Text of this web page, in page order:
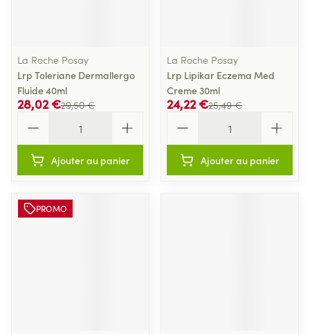
La Roche Posay
Lrp Toleriane Dermallergo
Fluide 40ml
29,50 €
28,02 €
Ajouter au panier
La Roche Posay
Lrp Lipikar Eczema Med
Creme 30ml
25,49 €
24,22 €
Ajouter au panier
PROMO